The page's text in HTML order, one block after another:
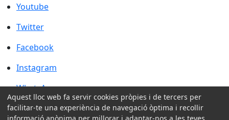
Youtube
Youtube
Twitter
Twitter
Facebook
Facebook
Instagram
Instagram
WhatsApp
WhatsApp
Amb la col·laboració de:
Aquest lloc web fa servir cookies pròpies i de tercers per
facilitar-te una experiència de navegació òptima i recollir